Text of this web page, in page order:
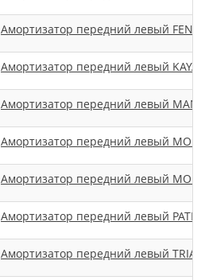
Амортизатор передний левый
Амортизатор передний левый
Амортизатор передний левый
Амортизатор передний левый
Амортизатор передний левый
Амортизатор передний левый
Амортизатор передний левый